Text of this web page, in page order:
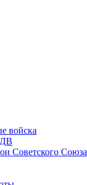
войска
Советского Союза